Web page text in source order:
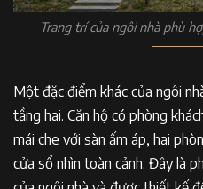
Trang trí của ngôi nhà phù
Một đặc điểm khác của ngôi
tầng hai. Căn hộ có phòng
mái che với sàn ấm áp, hai
cửa sổ nhìn toàn cảnh. Đây là